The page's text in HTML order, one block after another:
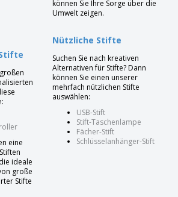
können Sie Ihre Sorge über die
Umwelt zeigen.
eine
ideale
große
Stifte
Nützliche Stifte
Suchen Sie nach kreativen
Alternativen für Stifte? Dann
können Sie einen unserer
mehrfach nützlichen Stifte
auswählen:
USB-Stift
Stift-Taschenlampe
Fächer-Stift
Schlüsselanhänger-Stift